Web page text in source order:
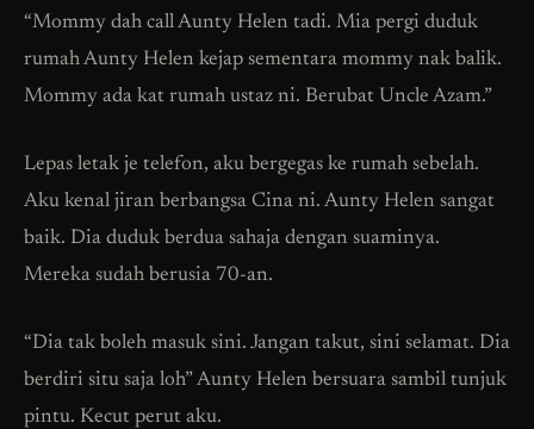
“Mommy dah call Aunty Helen tadi. Mia pergi duduk
rumah Aunty Helen kejap sementara mommy nak balik.
Mommy ada kat rumah ustaz ni. Berubat Uncle Azam.”
Lepas letak je telefon, aku bergegas ke rumah sebelah.
Aku kenal jiran berbangsa Cina ni. Aunty Helen sangat
baik. Dia duduk berdua sahaja dengan suaminya.
Mereka sudah berusia 70-an.
“Dia tak boleh masuk sini. Jangan takut, sini selamat. Dia
berdiri situ saja loh” Aunty Helen bersuara sambil tunjuk
pintu. Kecut perut aku.